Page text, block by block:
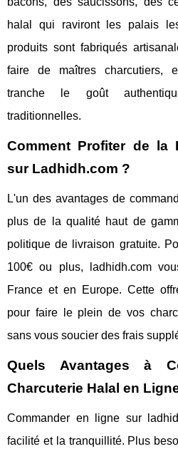
halal qui raviront les palais
produits sont fabriqués
faire de maîtres charcutiers,
tranche le goût
traditionnelles.
Comment Profiter de la
sur Ladhidh.com ?
L'un des avantages de
plus de la qualité haut de
politique de livraison gratuite.
100€ ou plus, ladhidh.com
France et en Europe. Cette
pour faire le plein de vos
sans vous soucier des frais
Quels Avantages à
Charcuterie Halal en
Commander en ligne sur
facilité et la tranquillité. Plus